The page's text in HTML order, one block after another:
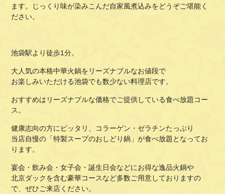
ます。じっくり味が染みこんだ自家風煮込みをどうぞご堪能く
ださい。
池袋駅より徒歩1分。
大人気の本格中華火鍋をリーズナブルなお値段で
お楽しみいただける池袋でも数少ない料理店です。
おすすめはリーズナブルな価格でご提供している食べ放題コー
ス。
健康志向の方にピッタリ、コラーゲン・ゼラチンたっぷり
当店自慢の「特製スープのおしどり鍋」が食べ放題となってお
ります。
宴会・飲み会・女子会・誕生日会などにお得な逸品火鍋や
北京ダックを含む豪華コースなど多数ご用意しておりますの
で、ぜひご来店ください。